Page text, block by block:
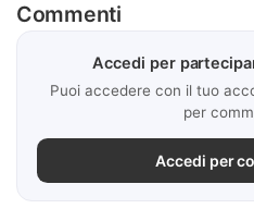
Commenti
Accedi per
Puoi accedere con il tuo
per
Accedi per